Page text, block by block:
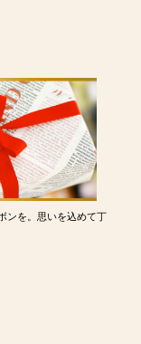
ンを。思いを込めて丁